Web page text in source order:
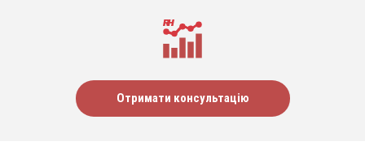
Отримати консультацію